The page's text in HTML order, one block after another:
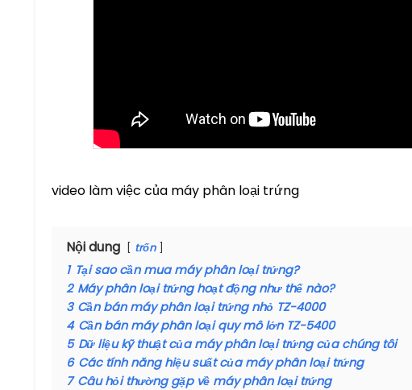
video làm việc của máy phân loại trứng
Nội dung trốn
1 Tại sao cần mua máy phân loại trứng?
2 Máy phân loại trứng hoạt động như thế nào?
3 Cần bán máy phân loại trứng nhỏ TZ-4000
4 Cần bán máy phân loại quy mô lớn TZ-5400
5 Dữ liệu kỹ thuật của máy phân loại trứng của chúng tôi
6 Các tính năng hiệu suất của máy phân loại trứng
7 Câu hỏi thường gặp về máy phân loại trứng